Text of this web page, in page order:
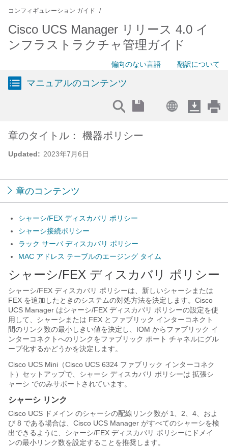
コンフィギュレーション ガイド
Cisco UCS Manager リリース 4.0 イ
ンフラストラクチャ管理ガイド
偏向のない言語 翻訳について
マニュアルのコンテンツ
Updated: 2023年7月6日
章のタイトル： 機器ポリシー
章のコンテンツ
シャーシ/FEX ディスカバリ ポリシー
シャーシ接続ポリシー
ラック サーバ ディスカバリ ポリシー
MAC アドレス テーブルのエージング タイム
シャーシ/FEX ディスカバリ ポリシー
シャーシ/FEX ディスカバリ ポリシーは、新しいシャーシまたは
FEX を追加したときのシステムの対処方法を決定します。 Cisco
UCS Manager はシャーシ/FEX ディスカバリ ポリシーの設定を使
用して、シャーシまたは FEX とファブリック インターコネクト
間のリンク数の最小しきい値を決定し、IOM からファブリック イ
ンターコネクトへのリンクをファブリック ポート チャネルにグル
ープ化するかどうかを決定します。
Cisco UCS Mini（Cisco UCS 6324 ファブリック インターコネク
ト）セットアップで、シャーシ ディスカバリ ポリシーは 拡張シ
ャーシ でのみサポートされています。
シャーシ リンク
Cisco UCS ドメイン のシャーシの配線リンク数が 1、2、4、およ
び 8 である場合は、 Cisco UCS Manager がすべてのシャーシを検
出できるように、シャーシ/FEX ディスカバリ ポリシーにドメイ
ンの最小リンク数を設定することを推奨します。